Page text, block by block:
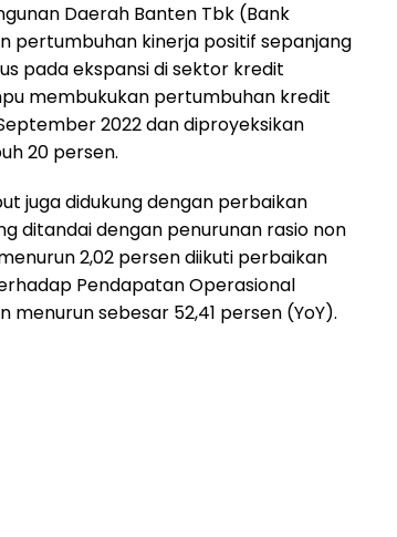
Daerah Banten Tbk (Bank
pertumbuhan kinerja positif sepanjang
pada ekspansi di sektor kredit
membukukan pertumbuhan kredit
2022 dan diproyeksikan
20 persen.
juga didukung dengan perbaikan
ditandai dengan penurunan rasio non
2,02 persen diikuti perbaikan
Pendapatan Operasional
menurun sebesar 52,41 persen (YoY).